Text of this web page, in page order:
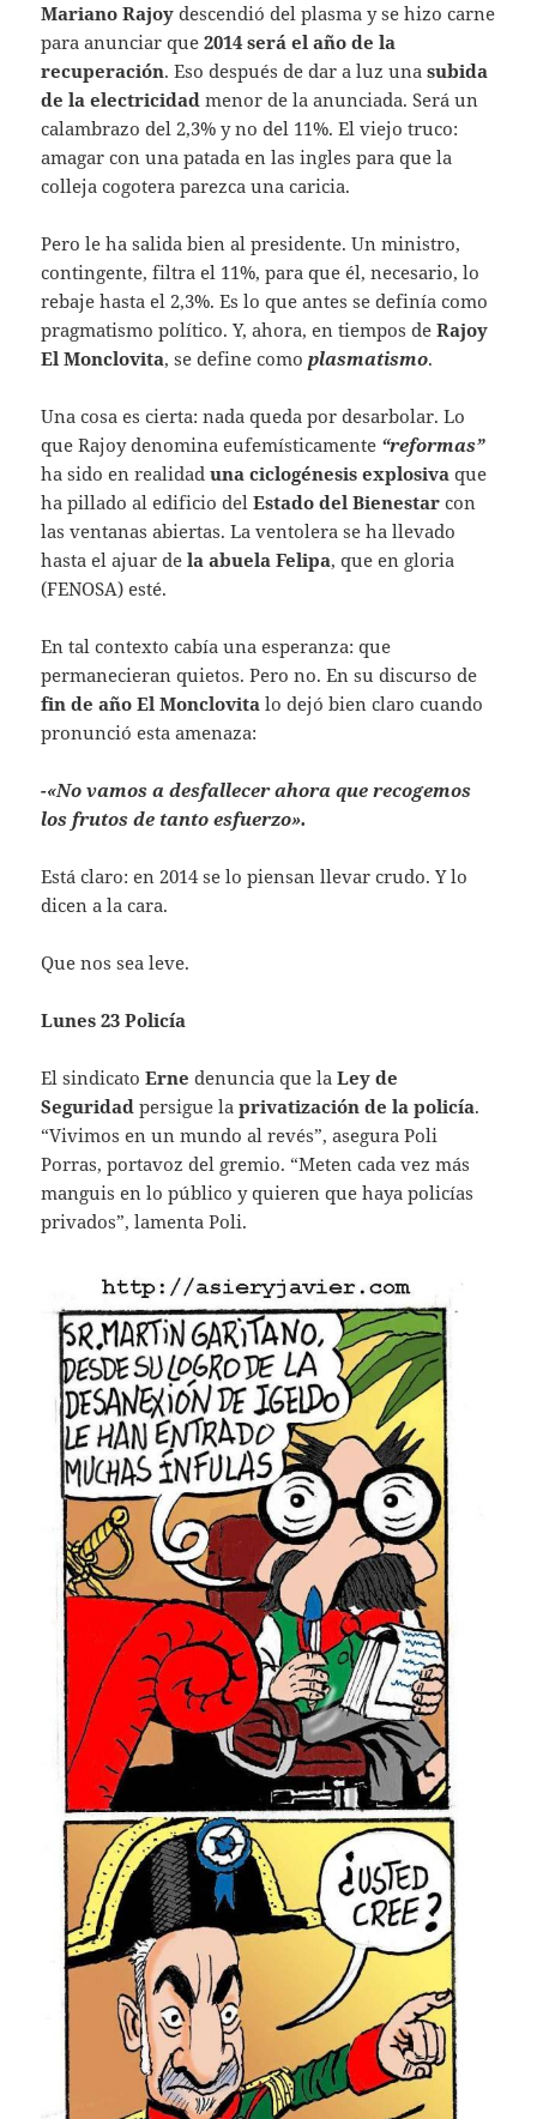
Mariano Rajoy descendió del plasma y se hizo carne
para anunciar que2014 será el año de la
recuperación. Eso después de dar a luz unasubida
de la electricidad menor de la anunciada. Será un
calambrazo del 2,3% y no del 11%. El viejo truco:
amagar con una patada en las ingles para que la
colleja cogotera parezca una caricia.
Pero le ha salida bien al presidente. Un ministro,
contingente, filtra el 11%, para que él, necesario, lo
rebaje hasta el 2,3%. Es lo que antes se definía como
pragmatismo político. Y, ahora, en tiempos de Rajoy
El Monclovita, se define comoplasmatismo.
Una cosa es cierta: nada queda por desarbolar. Lo
que Rajoy denomina eufemísticamente “reformas”
ha sido en realidaduna ciclogénesis explosiva que
ha pillado al edificio delEstado del Bienestar con
las ventanas abiertas. La ventolera se ha llevado
hasta el ajuar dela abuela Felipa, que en gloria
(FENOSA) esté.
En tal contexto cabía una esperanza: que
permanecieran quietos. Pero no. En su discurso de
fin de añoEl Monclovita lo dejó bien claro cuando
pronunció esta amenaza:
-«No vamos a desfallecer ahora que recogemos
los frutos de tanto esfuerzo».
Está claro: en 2014 se lo piensan llevar crudo. Y lo
dicen a la cara.
Que nos sea leve.
Lunes 23 Policía
El sindicatoErnedenuncia que laLey de
Seguridad persigue laprivatización de la policía.
“Vivimos en un mundo al revés”, asegura Poli
Porras, portavoz del gremio. “Meten cada vez más
manguis en lo público y quieren que haya policías
privados”, lamenta Poli.